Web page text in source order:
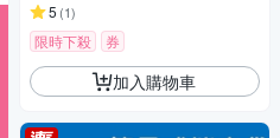
5 (1)
限時下殺 券
加入購物車